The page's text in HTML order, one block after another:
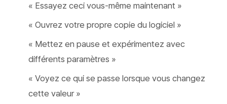
« Essayez ceci vous-même maintenant »
« Ouvrez votre propre copie du logiciel »
« Mettez en pause et expérimentez avec
différents paramètres »
« Voyez ce qui se passe lorsque vous changez
cette valeur »